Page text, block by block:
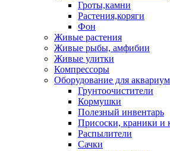
Гроты,камни
Растения,коряги
Фон
Живые растения
Живые рыбы, амфибии
Живые улитки
Компрессоры
Оборудование для
Грунтоочистители
Кормушки
Полезный инвентарь
Присоски, краники и
Распылители
Сачки